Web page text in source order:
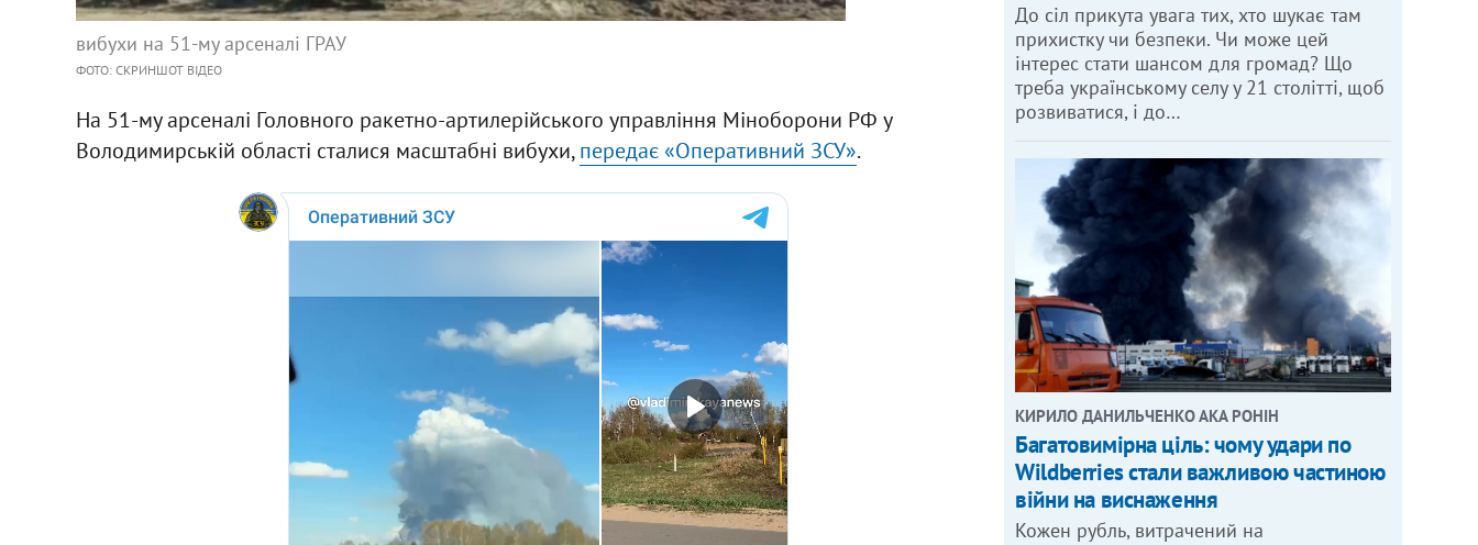
вибухи на 51-му арсеналі ГРАУ
ФОТО: СКРИНШОТ ВІДЕО
На 51-му арсеналі Головного ракетно-артилерійського управління Міноборони РФ у
Володимирській області сталися масштабні вибухи,передає «Оперативний ЗСУ».
До сіл прикута увага тих, хто шукає там
прихистку чи безпеки. Чи може цей
інтерес стати шансом для громад? Що
треба українському селу у 21 столітті, щоб
розвиватися, і до…
КИРИЛО ДАНИЛЬЧЕНКО АКА РОНІН
Багатовимірна ціль: чому удари по
Wildberries стали важливою частиною
війни на виснаження
Кожен рубль, витрачений на